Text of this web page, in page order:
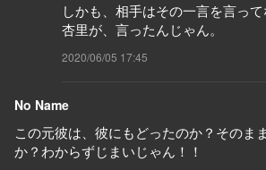
しかも、相手はその一言を言って
杏里が、言ったんじゃん。
2020/06/05 17:45
No Name
この元彼は、彼にもどったのか？そのま
か？わからずじまいじゃん！！